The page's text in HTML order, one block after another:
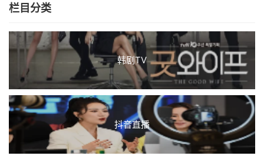
栏目分类
韩剧TV
抖音直播